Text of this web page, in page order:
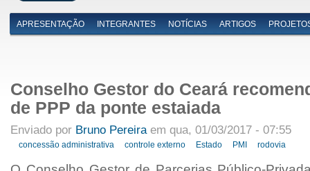
Menu primário
APRESENTAÇÃO INTEGRANTES NOTÍCIAS ARTIGOS
Conselho Gestor do Ceará
de PPP da ponte estaiada
Enviado por Bruno Pereiraem qua, 01/03/2017 - 07:55
concessão administrativa controle externo Estado PMI rodovia